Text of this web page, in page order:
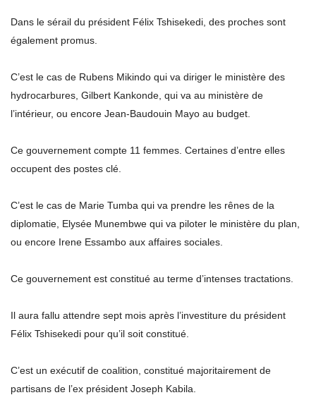
Dans le sérail du président Félix Tshisekedi, des proches sont
également promus.
C’est le cas de Rubens Mikindo qui va diriger le ministère des
hydrocarbures, Gilbert Kankonde, qui va au ministère de
l’intérieur, ou encore Jean-Baudouin Mayo au budget.
Ce gouvernement compte 11 femmes. Certaines d’entre elles
occupent des postes clé.
C’est le cas de Marie Tumba qui va prendre les rênes de la
diplomatie, Elysée Munembwe qui va piloter le ministère du plan,
ou encore Irene Essambo aux affaires sociales.
Ce gouvernement est constitué au terme d’intenses tractations.
Il aura fallu attendre sept mois après l’investiture du président
Félix Tshisekedi pour qu’il soit constitué.
C’est un exécutif de coalition, constitué majoritairement de
partisans de l’ex président Joseph Kabila.